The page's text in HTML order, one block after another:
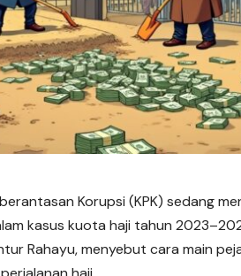
Korupsi (KPK) sedang
kasus kuota haji tahun
Rahayu, menyebut cara main